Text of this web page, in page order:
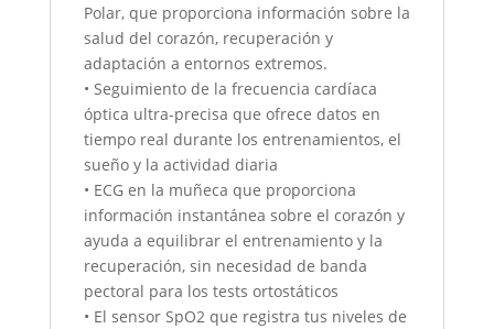
Polar, que proporciona información sobre la
salud del corazón, recuperación y
adaptación a entornos extremos.
• Seguimiento de la frecuencia cardíaca
óptica ultra-precisa que ofrece datos en
tiempo real durante los entrenamientos, el
sueño y la actividad diaria
• ECG en la muñeca que proporciona
información instantánea sobre el corazón y
ayuda a equilibrar el entrenamiento y la
recuperación, sin necesidad de banda
pectoral para los tests ortostáticos
• El sensor SpO2 que registra tus niveles de